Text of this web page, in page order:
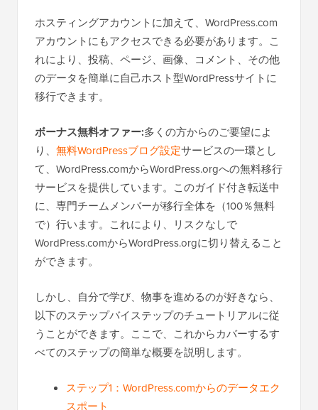
ホスティングアカウントに加えて、WordPress.com
アカウントにもアクセスできる必要があります。こ
れにより、投稿、ページ、画像、コメント、その他
のデータを簡単に自己ホスト型WordPressサイトに
移行できます。
ボーナス無料オファー:多くの方からのご要望によ
り、 無料WordPressブログ設定サービスの一環とし
て、WordPress.comからWordPress.orgへの無料移行
サービスを提供しています。このガイド付き転送中
に、専門チームメンバーが移行全体を（100％無料
で）行います。これにより、リスクなしで
WordPress.comからWordPress.orgに切り替えること
ができます。
しかし、自分で学び、物事を進めるのが好きなら、
以下のステップバイステップのチュートリアルに従
うことができます。ここで、これからカバーするす
べてのステップの簡単な概要を説明します。
ステップ1：WordPress.comからのデータエク
スポート